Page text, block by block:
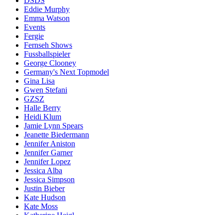
Eddie Murphy
Emma Watson
Events
Fergie
Fernseh Shows
Fussballspieler
George Clooney
Germany's Next Topmodel
Gina Lisa
Gwen Stefani
GZSZ
Halle Berry
Heidi Klum
Jamie Lynn Spears
Jeanette Biedermann
Jennifer Aniston
Jennifer Garner
Jennifer Lopez
Jessica Alba
Jessica Simpson
Justin Bieber
Kate Hudson
Kate Moss